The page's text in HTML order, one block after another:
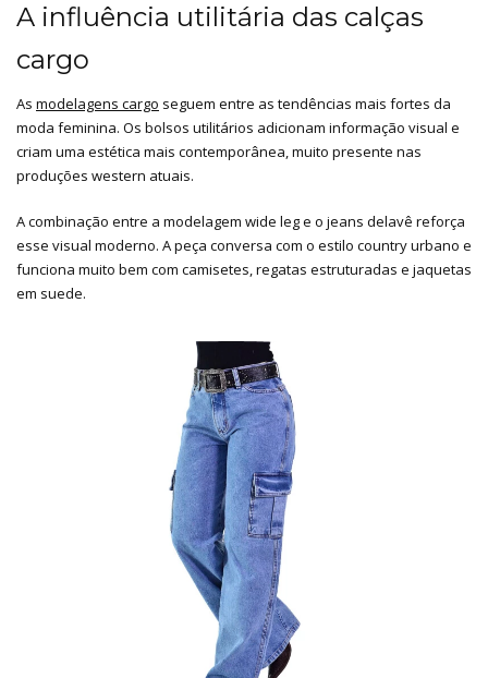
A influência utilitária das calças
cargo
As modelagens cargo seguem entre as tendências mais fortes da
moda feminina. Os bolsos utilitários adicionam informação visual e
criam uma estética mais contemporânea, muito presente nas
produções western atuais.
A combinação entre a modelagem wide leg e o jeans delavê reforça
esse visual moderno. A peça conversa com o estilo country urbano e
funciona muito bem com camisetes, regatas estruturadas e jaquetas
em suede.